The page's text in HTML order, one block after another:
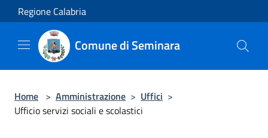
Salta al contenuto principale
Regione Calabria
Comune di Seminara
Home > Amministrazione > Uffici >
Ufficio servizi sociali e scolastici